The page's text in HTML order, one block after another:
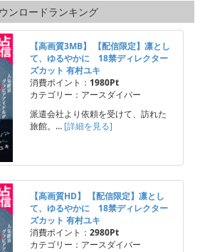
ンロードランキング
【高画質3MB】 【配信限定】凛とし
て、ゆるやかに 18禁ディレクター
ズカット 有村ユキ
消費ポイント： 1980Pt
カテゴリー：アースダイバー
派遣会社より依頼を受けて、訪れた
旅館。… [詳細を見る]
【高画質HD】 【配信限定】凛とし
て、ゆるやかに 18禁ディレクター
ズカット 有村ユキ
消費ポイント： 2980Pt
カテゴリー：アースダイバー